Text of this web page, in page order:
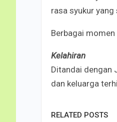
rasa syukur
Berbagai
Kelahiran
Ditandai dengan
dan keluarga
RELATED POSTS